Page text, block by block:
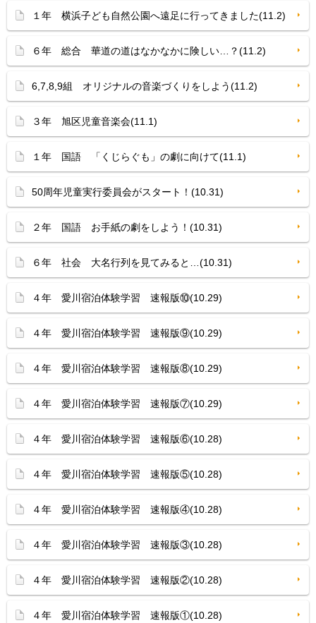
１年 横浜子ども自然公園へ遠足に行ってきました(11.2)
６年 総合 華道の道はなかなかに険しい…？(11.2)
6,7,8,9組 オリジナルの音楽づくりをしよう(11.2)
３年 旭区児童音楽会(11.1)
１年 国語 「くじらぐも」の劇に向けて(11.1)
50周年児童実行委員会がスタート！(10.31)
２年 国語 お手紙の劇をしよう！(10.31)
６年 社会 大名行列を見てみると…(10.31)
４年 愛川宿泊体験学習 速報版⑩(10.29)
４年 愛川宿泊体験学習 速報版⑨(10.29)
４年 愛川宿泊体験学習 速報版⑧(10.29)
４年 愛川宿泊体験学習 速報版⑦(10.29)
４年 愛川宿泊体験学習 速報版⑥(10.28)
４年 愛川宿泊体験学習 速報版⑤(10.28)
４年 愛川宿泊体験学習 速報版④(10.28)
４年 愛川宿泊体験学習 速報版③(10.28)
４年 愛川宿泊体験学習 速報版②(10.28)
４年 愛川宿泊体験学習 速報版①(10.28)